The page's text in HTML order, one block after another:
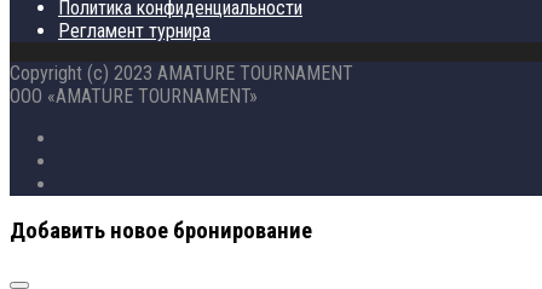
Политика конфиденциальности
Регламент турнира
Copyright (c) 2023 AMATURE TOURNAMENT
ООО «AMATURE TOURNAMENT»
Добавить новое бронирование